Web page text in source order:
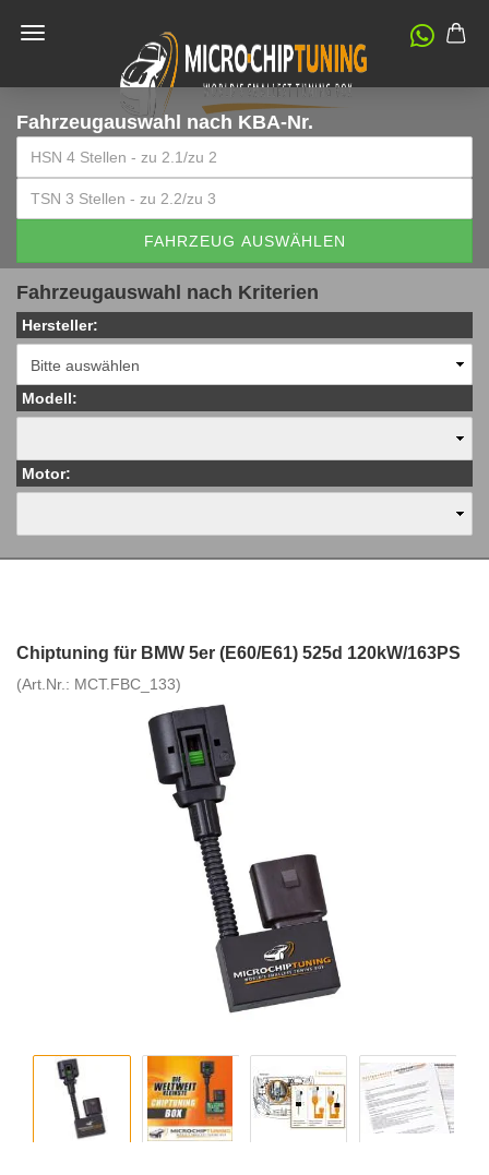
Fahrzeugauswahl nach KBA-Nr.
FAHRZEUG AUSWÄHLEN
Fahrzeugauswahl nach Kriterien
Hersteller:
Modell:
Motor:
Chiptuning für BMW 5er (E60/E61) 525d 120kW/163PS
(Art.Nr.: MCT.FBC_133)